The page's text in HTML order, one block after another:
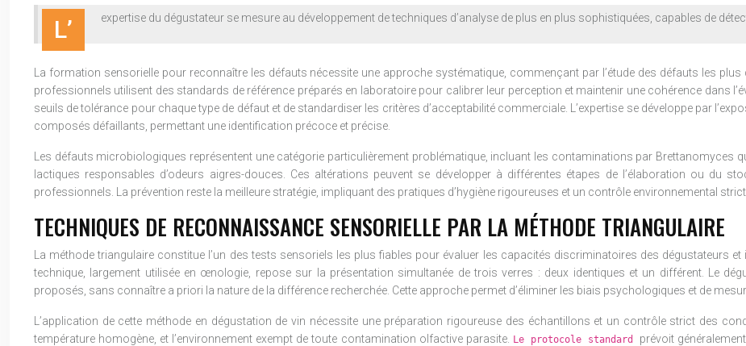
L’ expertise du dégustateur se mesure au développement de techniques d’analyse de plus en plus sophistiquées, capables de
La formation sensorielle pour reconnaître les défauts nécessite une approche systématique, commençant par l’étude des défauts les
professionnels utilisent des standards de référence préparés en laboratoire pour calibrer leur perception et maintenir une cohérence dans
seuils de tolérance pour chaque type de défaut et de standardiser les critères d’acceptabilité commerciale. L’expertise se développe par
composés défaillants, permettant une identification précoce et précise.
Les défauts microbiologiques représentent une catégorie particulièrement problématique, incluant les contaminations par Brettanomyces
lactiques responsables d’odeurs aigres-douces. Ces altérations peuvent se développer à différentes étapes de l’élaboration ou du
professionnels. La prévention reste la meilleure stratégie, impliquant des pratiques d’hygiène rigoureuses et un contrôle environnemental
TECHNIQUES DE RECONNAISSANCE SENSORIELLE PAR LA MÉTHODE TRIANGULAIRE
La méthode triangulaire constitue l’un des tests sensoriels les plus fiables pour évaluer les capacités discriminatoires des dégustateurs
technique, largement utilisée en œnologie, repose sur la présentation simultanée de trois verres : deux identiques et un différent. Le
proposés, sans connaître a priori la nature de la différence recherchée. Cette approche permet d’éliminer les biais psychologiques et de
L’application de cette méthode en dégustation de vin nécessite une préparation rigoureuse des échantillons et un contrôle strict des
température homogène, et l’environnement exempt de toute contamination olfactive parasite.
Le protocole standard prévoit